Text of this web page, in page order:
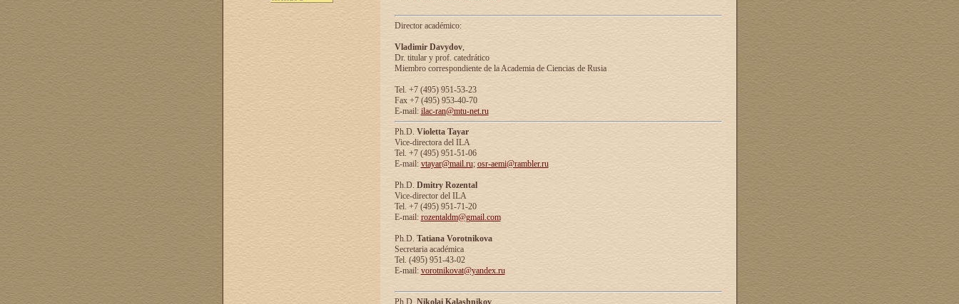
Director académico:
Vladimir Davydov,
Dr. titular y prof. catedrático
Miembro correspondiente de la Academia de Ciencias de Rusia
Tel. +7 (495) 951-53-23
Fax +7 (495) 953-40-70
E-mail: ilac-ran@mtu-net.ru
Ph.D. Violetta Tayar
Vice-directora del ILA
Tel. +7 (495) 951-51-06
E-mail: vtayar@mail.ru; osr-aemi@rambler.ru
Ph.D. Dmitry Rozental
Vice-director del ILA
Tel. +7 (495) 951-71-20
E-mail: rozentaldm@gmail.com
Ph.D. Tatiana Vorotnikova
Secretaria académica
Tel. (495) 951-43-02
E-mail: vorotnikovat@yandex.ru
Ph.D. Nikolai Kalashnikov